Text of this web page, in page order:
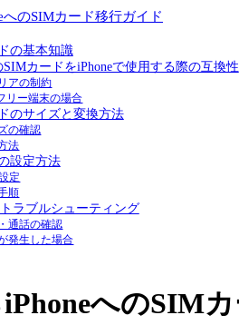
のSIMカード移行ガイド
の基本知識
SIMカードをiPhoneで使用する際の互換性
アの制約
リー端末の場合
のサイズと変換方法
の確認
法
設定方法
定
順
ラブルシューティング
通話の確認
発生した場合
へのSIM